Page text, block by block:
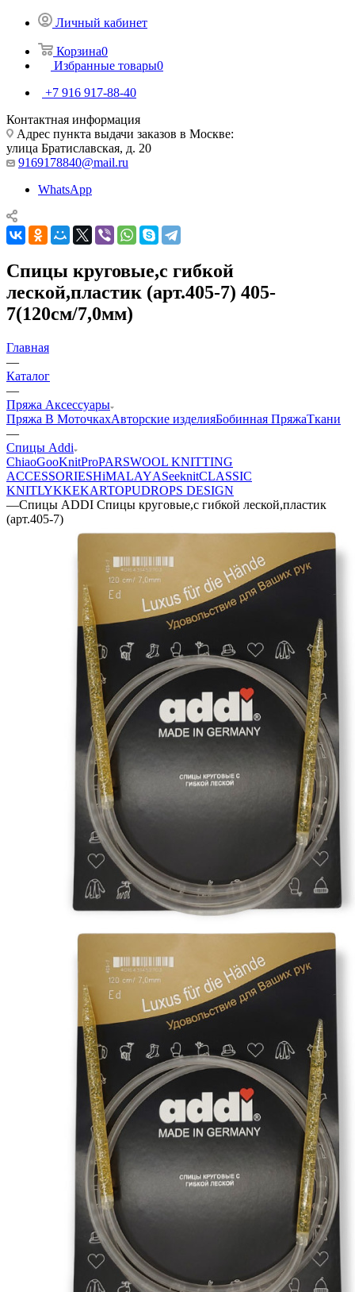
Личный кабинет
Корзина0
Избранные товары0
+7 916 917-88-40
Контактная информация
Адрес пункта выдачи заказов в Москве:
улица Братиславская, д. 20
9169178840@mail.ru
WhatsApp
Спицы круговые,с гибкой
леской,пластик (арт.405-7) 405-
7(120см/7,0мм)
Главная
—
Каталог
—
Пряжа Аксессуары
Пряжа В МоточкахАвторские изделияБобинная ПряжаТкани
—
Спицы Addi
ChiaoGooKnitProPARSWOOL KNITTING
ACCESSORIESHiMALAYАSeeknitCLASSIC
KNITLYKKEKАRTOPUDROPS DЕSIGN
—Спицы ADDI Спицы круговые,с гибкой леской,пластик
(арт.405-7)